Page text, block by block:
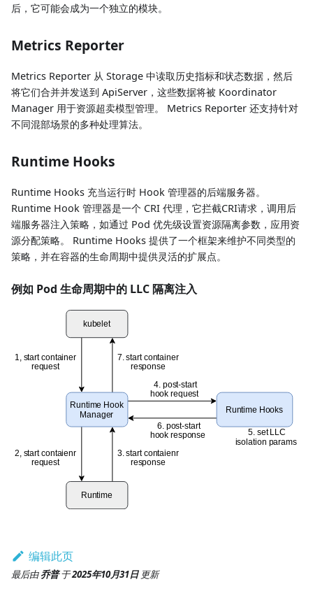
后，它可能会成为一个独立的模块。
Metrics Reporter
Metrics Reporter 从 Storage 中读取历史指标和状态数据，然后
将它们合并并发送到 ApiServer，这些数据将被 Koordinator
Manager 用于资源超卖模型管理。 Metrics Reporter 还支持针对
不同混部场景的多种处理算法。
Runtime Hooks
Runtime Hooks 充当运行时 Hook 管理器的后端服务器。
Runtime Hook 管理器是一个 CRI 代理，它拦截CRI请求，调用后
端服务器注入策略，如通过 Pod 优先级设置资源隔离参数，应用资
源分配策略。 Runtime Hooks 提供了一个框架来维护不同类型的
策略，并在容器的生命周期中提供灵活的扩展点。
例如 Pod 生命周期中的 LLC 隔离注入
编辑此页
最后由乔普 于2025年10月31日 更新